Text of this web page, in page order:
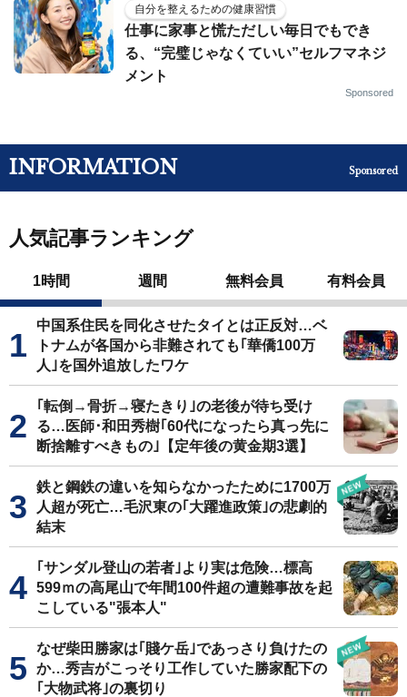
自分を整えるための健康習慣
仕事に家事と慌ただしい毎日でもでき
る、“完璧じゃなくていい”セルフマネジ
メント
Sponsored
INFORMATION Sponsored
人気記事ランキング
1時間 週間 無料会員 有料会員
中国系住民を同化させたタイとは正反対…ベ
トナムが各国から非難されても｢華僑100万
人｣を国外追放したワケ
｢転倒→骨折→寝たきり｣の老後が待ち受け
る…医師･和田秀樹｢60代になったら真っ先に
断捨離すべきもの｣【定年後の黄金期3選】
鉄と鋼鉄の違いを知らなかったために1700万
人超が死亡…毛沢東の｢大躍進政策｣の悲劇的
結末
｢サンダル登山の若者｣より実は危険…標高
599ｍの高尾山で年間100件超の遭難事故を起
こしている"張本人"
なぜ柴田勝家は｢賤ケ岳｣であっさり負けたの
か…秀吉がこっそり工作していた勝家配下の
｢大物武将｣の裏切り